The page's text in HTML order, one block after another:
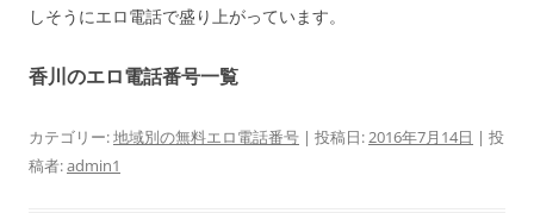
しそうにエロ電話で盛り上がっています。
香川のエロ電話番号一覧
カテゴリー:地域別の無料エロ電話番号 | 投稿日:2016年7月14日 | 投
稿者:admin1